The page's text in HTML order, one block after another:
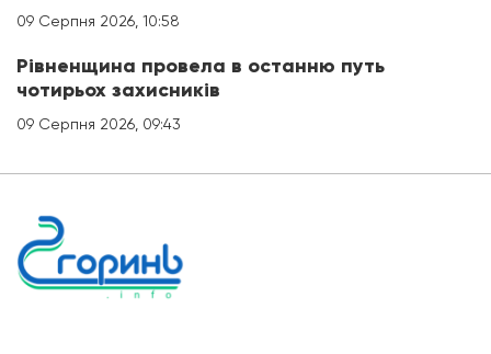
09 Серпня 2026, 10:58
Рівненщина провела в останню путь
чотирьох захисників
09 Серпня 2026, 09:43